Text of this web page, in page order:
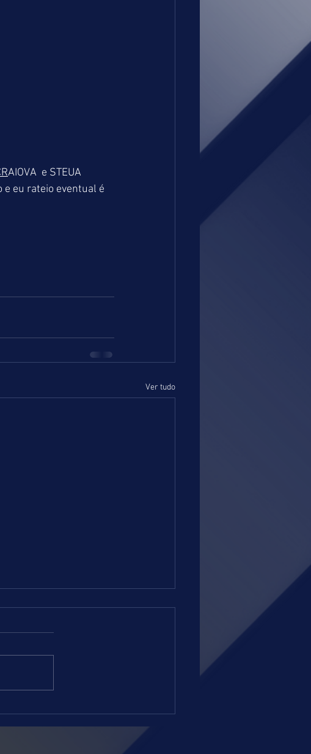
AIOVA  e STEUA
e eu rateio eventual é
Ver tudo
TURFE = TERÇA-FEIRA = 04.08.26 =
Programação regular e sem
na areia e três na grama, ambas
leves. Ontem numa noturna com